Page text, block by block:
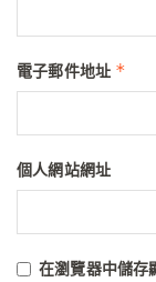
電子郵件地址 *
個人網站網址
在瀏覽器中儲存